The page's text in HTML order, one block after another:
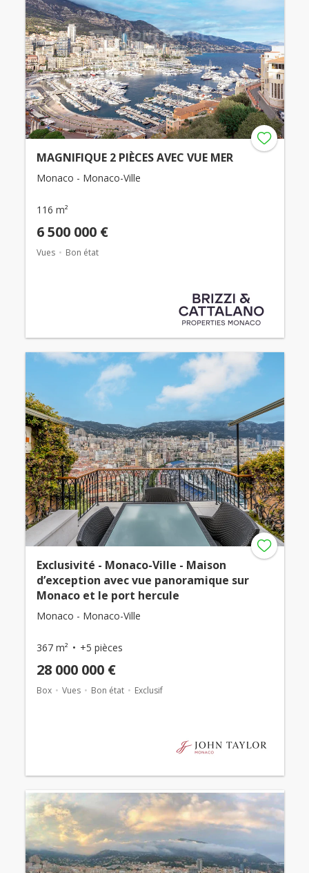
MAGNIFIQUE 2 PIÈCES AVEC VUE MER
Monaco - Monaco-Ville
116 m²
6 500 000 €
Vues Bon état
Exclusivité - Monaco-Ville - Maison
d’exception avec vue panoramique sur
Monaco et le port hercule
Monaco - Monaco-Ville
367 m² +5 pièces
28 000 000 €
Box Vues Bon état Exclusif